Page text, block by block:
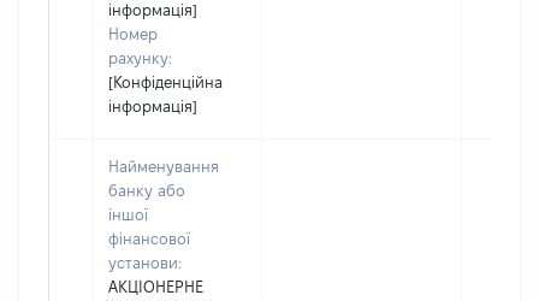
інформація]
Номер
рахунку:
[Конфіденційна
інформація]
Найменування
банку або
іншої
фінансової
установи:
АКЦІОНЕРНЕ